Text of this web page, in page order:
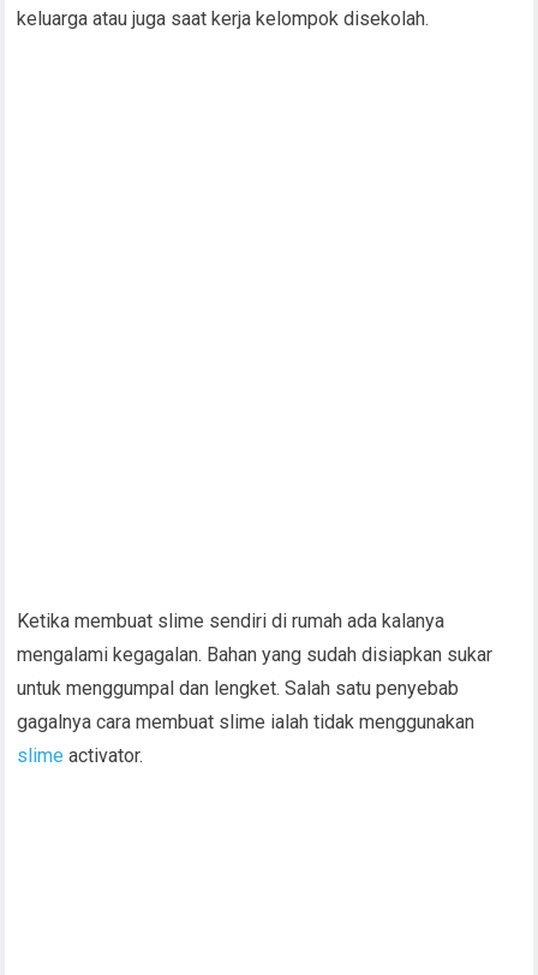
keluarga atau juga saat kerja kelompok disekolah.
Ketika membuat slime sendiri di rumah ada kalanya
mengalami kegagalan. Bahan yang sudah disiapkan sukar
untuk menggumpal dan lengket. Salah satu penyebab
gagalnya cara membuat slime ialah tidak menggunakan
slime activator.